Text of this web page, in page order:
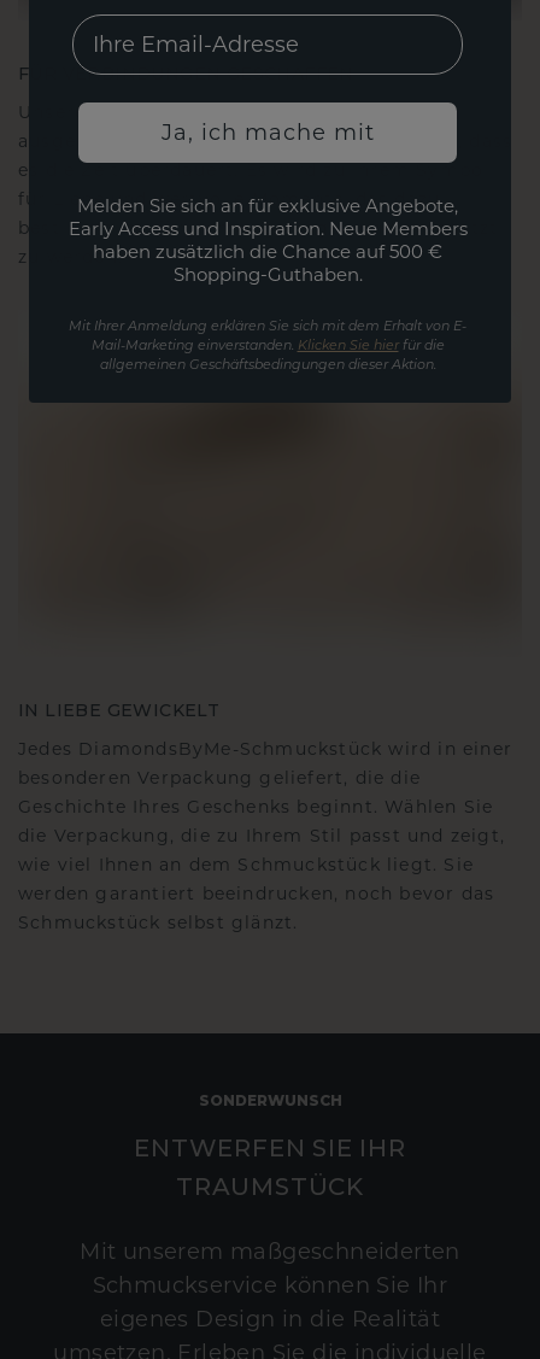
FÜR VERBINDUNGEN GESCHAFFEN
Unsere Designphilosophie ist auf Verbindung
ausgelegt, wobei jedes Stück so gestaltet ist, dass
es die Zeit überdauert. Es wird zu Ihrem Symbol
für Liebe und wertvolle Momente, das dazu
bestimmt ist, für immer getragen und geschätzt
zu werden.
IN LIEBE GEWICKELT
Jedes DiamondsByMe-Schmuckstück wird in einer
besonderen Verpackung geliefert, die die
Geschichte Ihres Geschenks beginnt. Wählen Sie
die Verpackung, die zu Ihrem Stil passt und zeigt,
wie viel Ihnen an dem Schmuckstück liegt. Sie
werden garantiert beeindrucken, noch bevor das
Schmuckstück selbst glänzt.
SONDERWUNSCH
ENTWERFEN SIE IHR
TRAUMSTÜCK
Mit unserem maßgeschneiderten
Schmuckservice können Sie Ihr
eigenes Design in die Realität
umsetzen. Erleben Sie die individuelle
EMail
Ja, ich mache mit
Melden Sie sich an für exklusive Angebote,
Early Access und Inspiration. Neue Members
haben zusätzlich die Chance auf 500 €
Shopping-Guthaben.
Mit Ihrer Anmeldung erklären Sie sich mit dem Erhalt von E-
Mail-Marketing einverstanden. Klicken Sie hierfür die
allgemeinen Geschäftsbedingungen dieser Aktion.